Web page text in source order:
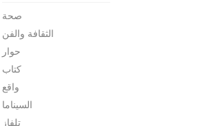
صحة
الثقافة والفن
حوار
كتاب
واقع
السيناما
تلفاز